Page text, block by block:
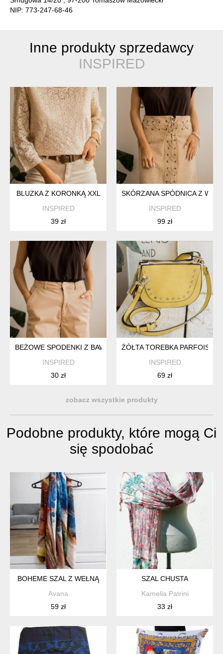
NIP: 773-247-68-46
Inne produkty sprzedawcy
INSPIRED
BLUZKA Z KORONKĄ XXL
INSPIRED
39 zł
SKÓRZANA SPÓDNICA Z
INSPIRED
99 zł
BEŻOWE SPODENKI Z BAWEŁNY XS
INSPIRED
30 zł
ŻÓŁTA TOREBKA PARFOIS
INSPIRED
69 zł
zobacz wszystkie produkty
Podobne produkty, które mogą Ci
się spodobać
BOHEME SZAL Z WEŁNĄ
Avana
59 zł
SZAL CHUSTA
Kamelia Patrini
33 zł